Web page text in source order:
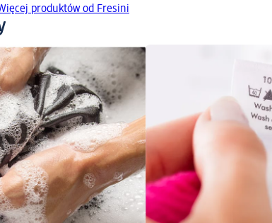
produktów od Fresini